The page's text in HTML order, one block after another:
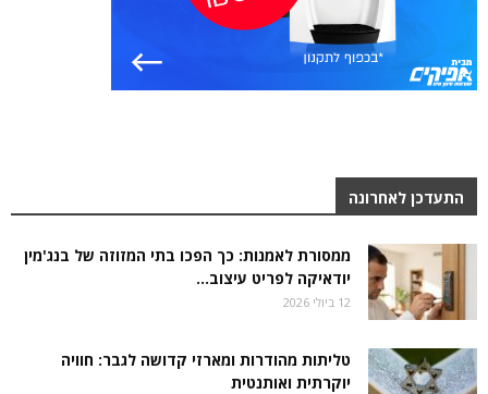
התעדכן לאחרונה
ממסורת לאמנות: כך הפכו בתי המזוזה של בנג'מין
יודאיקה לפריט עיצוב...
12 ביולי 2026
טליתות מהודרות ומארזי קדושה לגבר: חוויה
יוקרתית ואותנטית